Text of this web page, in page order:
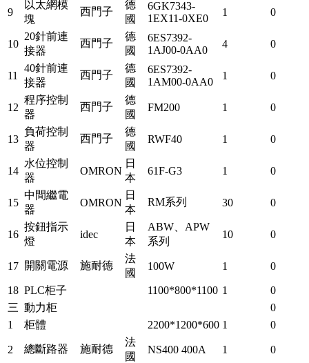
9
以太網模
塊
西門子
德
國
6GK7343-
1EX11-0XE0
1 0
10
20針前連
接器
西門子
德
國
6ES7392-
1AJ00-0AA0
4 0
11
40針前連
接器
西門子
德
國
6ES7392-
1AM00-0AA0
1 0
12
程序控制
器
西門子
德
國
FM200 1 0
13
負荷控制
器
西門子
德
國
RWF40 1 0
14
水位控制
器
OMRON
日
本
61F-G3 1 0
15
中間繼電
器
OMRON
日
本
RM系列 30 0
16
按鈕指示
燈
idec
日
本
ABW、APW
系列
10 0
17 開關電源 施耐德
法
國
100W 1 0
18 PLC柜子 1100*800*1100 1
0
三 動力柜
0
1
柜體 2200*1200*600 1 0
2 總斷路器 施耐德
法
國
NS400 400A 1 0